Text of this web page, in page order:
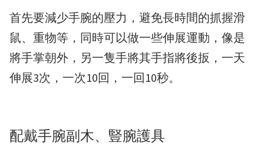
首先要減少手腕的壓力，避免長時間的抓握滑
鼠、重物等，同時可以做一些伸展運動，像是
將手掌朝外，另一隻手將其手指將後扳，一天
伸展3次，一次10回，一回10秒。
配戴手腕副木、豎腕護具